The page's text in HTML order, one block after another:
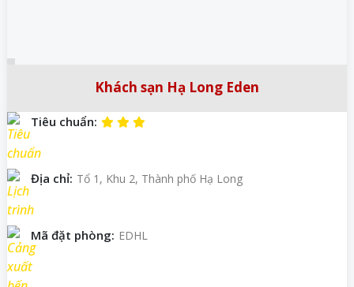
Khách sạn Hạ Long Eden
Tiêu chuẩn:
Địa chỉ: Tổ 1, Khu 2, Thành phố Hạ Long
Mã đặt phòng: EDHL